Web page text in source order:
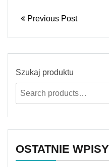
Previous Post
Szukaj produktu
OSTATNIE WPISY